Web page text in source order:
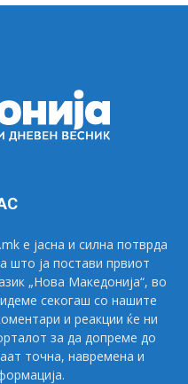
е јасна и силна потврда
што ја постави првиот
„Нова Македонија“, во
секогаш со нашите
и реакции ќе ни
за да допреме до
точна, навремена и